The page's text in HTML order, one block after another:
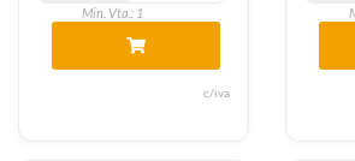
Min. Vta.: 1
c/iva